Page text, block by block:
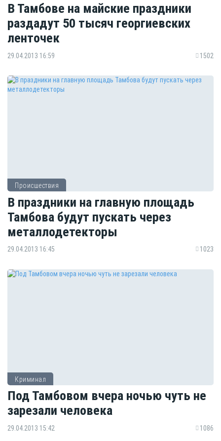
В Тамбове на майские праздники
раздадут 50 тысяч георгиевских
ленточек
29.04.2013 16:59 1502
Происшествия
В праздники на главную площадь
Тамбова будут пускать через
металлодетекторы
29.04.2013 16:45 1023
Криминал
Под Тамбовом вчера ночью чуть не
зарезали человека
29.04.2013 15:42 1086